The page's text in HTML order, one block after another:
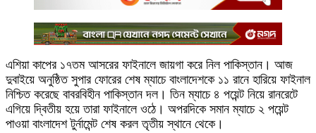
এশিয়া কাপের ১৭তম আসরের ফাইনালে জায়গা করে নিল পাকিস্তান। আজ
দুবাইয়ে অনুষ্ঠিত সুপার ফোরের শেষ ম্যাচে বাংলাদেশকে ১১ রানে হারিয়ে ফাইনাল
নিশ্চিত করেছে বাবরবিহীন পাকিস্তান দল। তিন ম্যাচে ৪ পয়েন্ট নিয়ে রানরেটে
এগিয়ে দ্বিতীয় হয়ে তারা ফাইনালে ওঠে। অপরদিকে সমান ম্যাচে ২ পয়েন্ট
পাওয়া বাংলাদেশ টুর্নামেন্ট শেষ করল তৃতীয় স্থানে থেকে।